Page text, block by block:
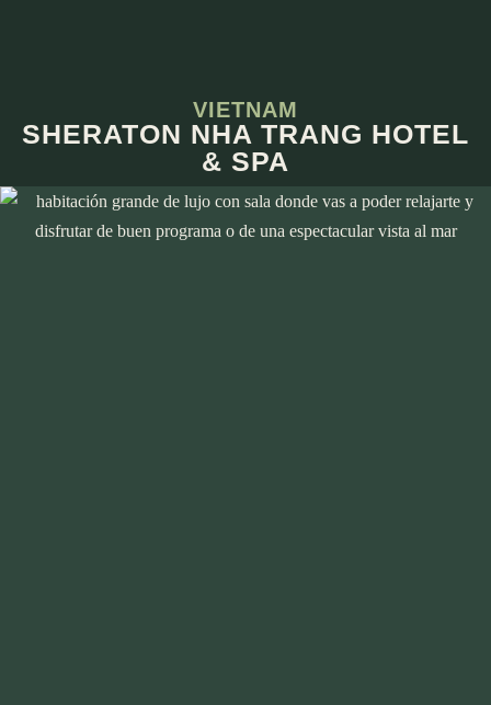
VIETNAM
SHERATON NHA TRANG HOTEL
& SPA